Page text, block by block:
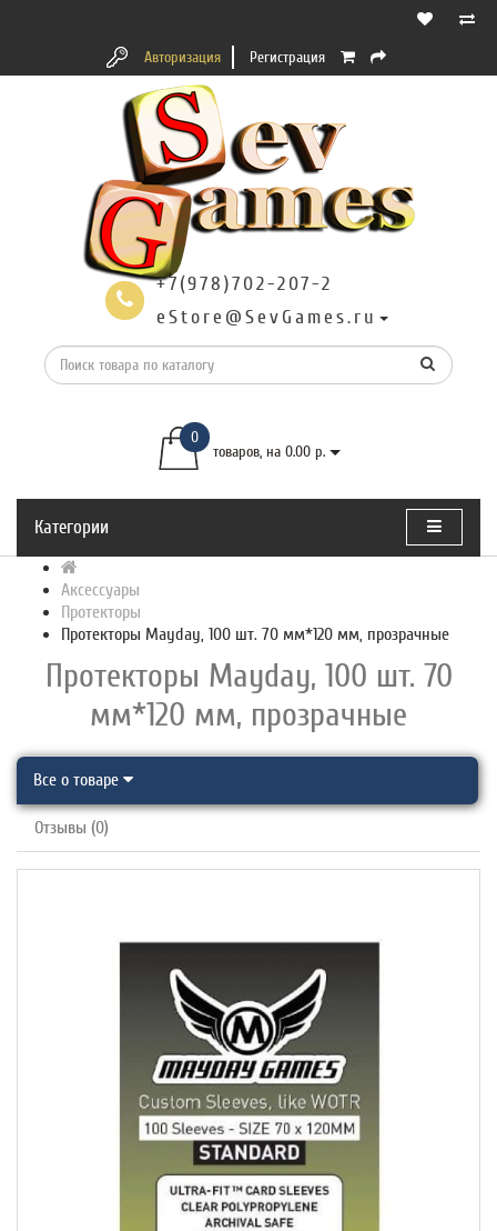
Авторизация Регистрация
+7(978)702-207-2
eStore@SevGames.ru
0
товаров, на 0.00 р.
Категории
Аксессуары
Протекторы
Протекторы Mayday, 100 шт. 70 мм*120 мм, прозрачные
Протекторы Mayday, 100 шт. 70
мм*120 мм, прозрачные
Все о товаре
Отзывы (0)